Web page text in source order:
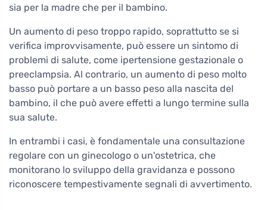
sia per la madre che per il bambino.
Un aumento di peso troppo rapido, soprattutto se si
verifica improvvisamente, può essere un sintomo di
problemi di salute, come ipertensione gestazionale o
preeclampsia. Al contrario, un aumento di peso molto
basso può portare a un basso peso alla nascita del
bambino, il che può avere effetti a lungo termine sulla
sua salute.
In entrambi i casi, è fondamentale una consultazione
regolare con un ginecologo o un'ostetrica, che
monitorano lo sviluppo della gravidanza e possono
riconoscere tempestivamente segnali di avvertimento.